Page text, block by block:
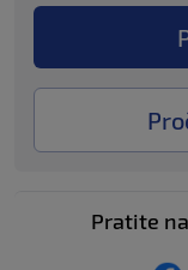
Pratite